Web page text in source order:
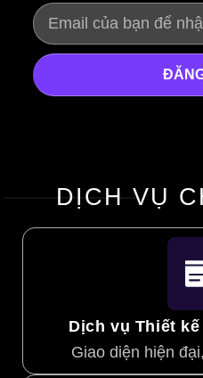
DỊCH VỤ
Dịch vụ Thiết
Giao diện hiện